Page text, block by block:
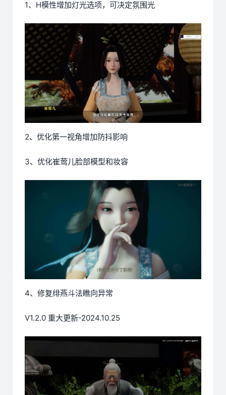
1、H模性增加灯光选项，可决定氛围光
2、优化第一视角增加防抖影响
3、优化崔莺儿脸部模型和妆容
4、修复绯燕斗法瞧向异常
V1.2.0 重大更新-2024.10.25